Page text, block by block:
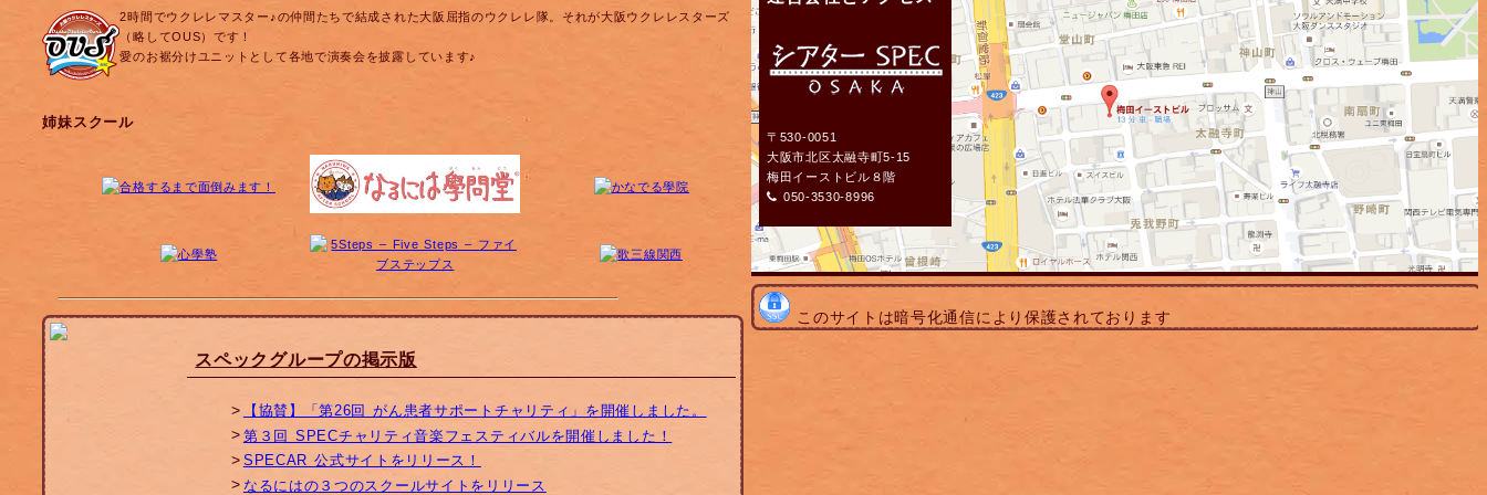
2時間でウクレレマスター♪の仲間たちで結成された大阪屈指のウクレレ隊。それが大阪ウクレレスターズ
（略してOUS）です！
愛のお裾分けユニットとして各地で演奏会を披露しています♪
姉妹スクール
スペックグループの掲示版
【協賛】「第26回 がん患者サポートチャリティ」を開催しました。
第３回 SPECチャリティ音楽フェスティバルを開催しました！
SPECAR 公式サイトをリリース！
なるにはの３つのスクールサイトをリリース
〒530-0051
大阪市北区太融寺町5-15
梅田イーストビル８階
050-3530-8996
このサイトは暗号化通信により保護されております